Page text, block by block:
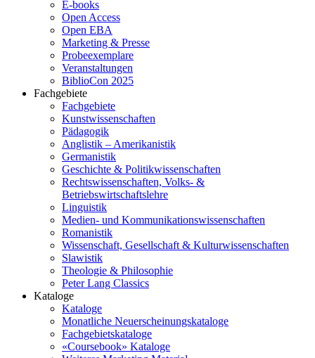
E-books
Open Access
Open EBA
Marketing & Presse
Probeexemplare
Veranstaltungen
BiblioCon 2025
Fachgebiete
Fachgebiete
Kunstwissenschaften
Pädagogik
Anglistik – Amerikanistik
Germanistik
Geschichte & Politikwissenschaften
Rechtswissenschaften, Volks- &
Betriebswirtschaftslehre
Linguistik
Medien- und Kommunikationswissenschaften
Romanistik
Wissenschaft, Gesellschaft & Kulturwissenschaften
Slawistik
Theologie & Philosophie
Peter Lang Classics
Kataloge
Kataloge
Monatliche Neuerscheinungskataloge
Fachgebietskataloge
«Coursebook» Kataloge